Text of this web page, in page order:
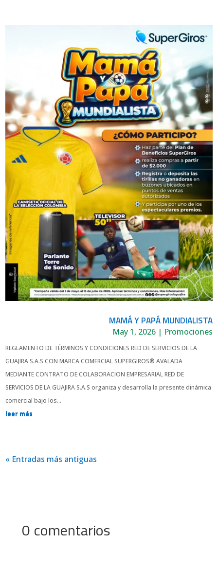
MAMÁ Y PAPÁ MUNDIALISTA
May 1, 2026| Promociones
REGLAMENTO DE TÉRMINOS Y CONDICIONES RED DE SERVICIOS DE LA
GUAJIRA S.A.S CON MARCA COMERCIAL SUPERGIROS® AVALADA
MEDIANTE CONTRATO DE COLABORACION EMPRESARIAL RED DE
SERVICIOS DE LA GUAJIRA S.A.S organiza y desarrolla la presente dinámica
comercial bajo los...
leer más
« Entradas más antiguas
0 comentarios